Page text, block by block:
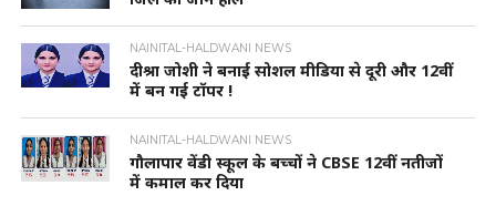
NAINITAL-HALDWANI NEWS
दीश्रा जोशी ने बनाई सोशल मीडिया से दूरी और 12वीं
में बन गई टॉपर !
NAINITAL-HALDWANI NEWS
गौलापार वेंडी स्कूल के बच्चों ने CBSE 12वीं नतीजों
में कमाल कर दिया